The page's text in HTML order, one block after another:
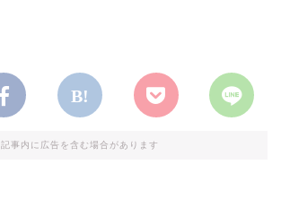
記事内に広告を含む場合があります